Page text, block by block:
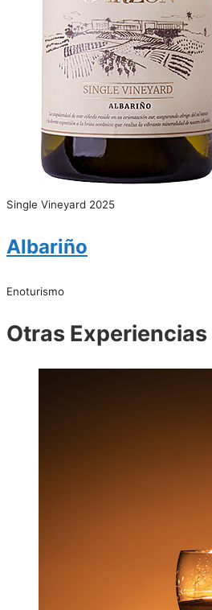
Single Vineyard 2025
Albariño
Enoturismo
Otras